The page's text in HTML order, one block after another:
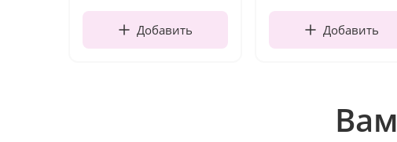
Добавить Добавить